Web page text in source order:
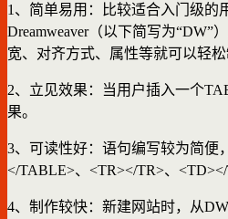
1、简单易用：比较适合入门级的
Dreamweaver（以下简写为“DW”
宽、对齐方式、属性等就可以轻松
2、立见效果：当用户插入一个
果。
3、可读性好：语句编写较为简便
</TABLE>、<TR></TR>、<TD></
4、制作较快：新建网站时，从